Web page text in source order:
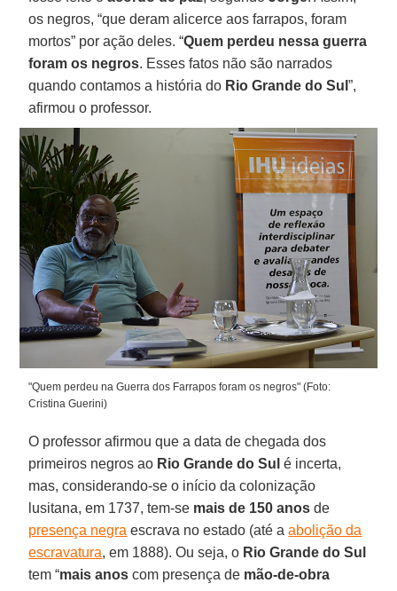
os negros, “que deram alicerce aos farrapos, foram
mortos” por ação deles. “Quem perdeu nessa guerra
foram os negros. Esses fatos não são narrados
quando contamos a história do Rio Grande do Sul”,
afirmou o professor.
"Quem perdeu na Guerra dos Farrapos foram os negros" (Foto:
Cristina Guerini)
O professor afirmou que a data de chegada dos
primeiros negros ao Rio Grande do Sul é incerta,
mas, considerando-se o início da colonização
lusitana, em 1737, tem-se mais de 150 anos de
presença negra escrava no estado (até aabolição da
escravatura, em 1888). Ou seja, o Rio Grande do Sul
tem “mais anos com presença de mão-de-obra